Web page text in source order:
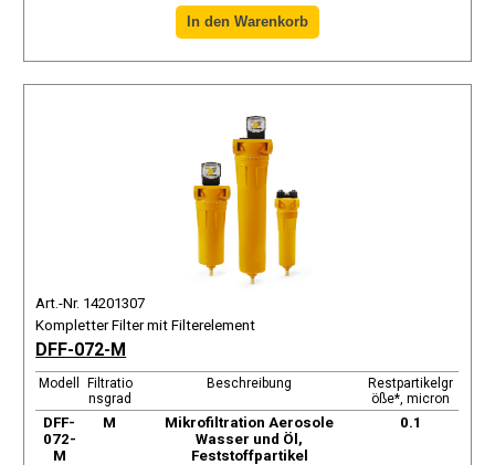
Art.-Nr. 14201307
Kompletter Filter mit Filterelement
DFF-072-M
Modell
Filtratio
nsgrad
Beschreibung
Restpartikelgr
öße*, micron
DFF-
072-
M
М
Mikrofiltration Aerosole
Wasser und Öl,
Feststoffpartikel
0.1